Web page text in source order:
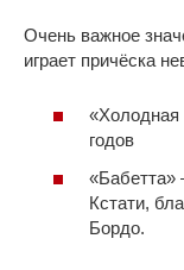
Очень важное
играет причёска
«Холодная
годов
«Бабетта»
Кстати,
Бордо.